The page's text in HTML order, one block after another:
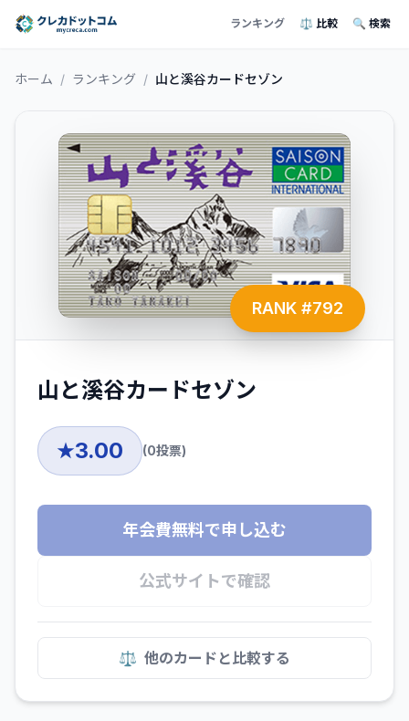
ランキング ⚖️ 比較 🔍 検索
ホーム / ランキング / 山と溪谷カードセゾン
RANK #792
山と溪谷カードセゾン
★3.00 (0投票)
年会費無料で申し込む
公式サイトで確認
⚖️ 他のカードと比較する